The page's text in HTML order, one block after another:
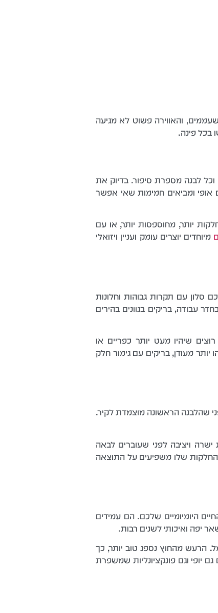
והאווירה פשוט לא מגיעה
בכל פינה.
לבנה מספרת סיפור. בדיוק את
אופי ומביאים חמימות שאי אפשר
יותר, מחוספסות יותר, או עם
מיוחדים יוצרים עומק ועניין ויזואלי
סלון עם תקרות גבוהות וחלונות
עבודה, בריקים בגוונים בהירים
שיהיו מעט יותר כפריים או
מעודן, בריקים עם גימור חלק
שהלבנה הראשונה מוצמדת לקיר.
ויציבה לפני שעוברים לבאה
שלו משפיעים על התוצאה
היומיומיים שלכם. הם עמידים
יפה ואיכותי לשנים רבות.
הרעש מהחוץ נספג טוב יותר, כך
יופי וגם פונקציונליות שמשפרת